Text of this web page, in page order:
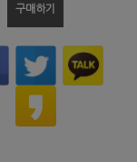
구매하기